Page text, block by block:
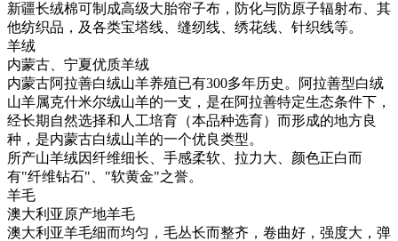
新疆长绒棉可制成高级大胎帘子布，防化与防原子辐射布、其
他纺织品，及各类宝塔线、缝纫线、绣花线、针织线等。
羊绒
内蒙古、宁夏优质羊绒
内蒙古阿拉善白绒山羊养殖已有300多年历史。阿拉善型白绒
山羊属克什米尔绒山羊的一支，是在阿拉善特定生态条件下，
经长期自然选择和人工培育（本品种选育）而形成的地方良
种，是内蒙古白绒山羊的一个优良类型。
所产山羊绒因纤维细长、手感柔软、拉力大、颜色正白而
有"纤维钻石"、"软黄金"之誉。
羊毛
澳大利亚原产地羊毛
澳大利亚羊毛细而均匀，毛丛长而整齐，卷曲好，强度大，弹